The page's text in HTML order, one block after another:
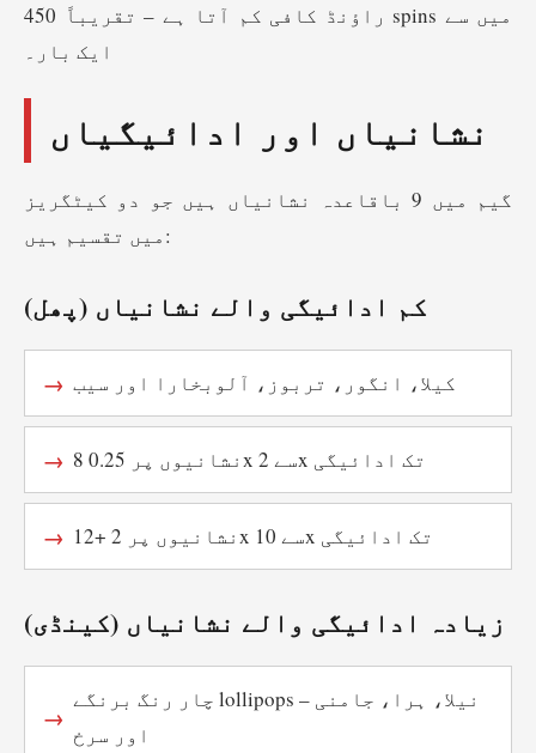
راؤنڈ کافی کم آتا ہے – تقریباً 450 spins میں سے
ایک بار۔
نشانیاں اور ادائیگیاں
گیم میں 9 باقاعدہ نشانیاں ہیں جو دو کیٹگریز
میں تقسیم ہیں:
کم ادائیگی والے نشانیاں (پھل)
کیلا، انگور، تربوز، آلوبخارا اور سیب
8 نشانیوں پر 0.25x سے 2x تک ادائیگی
12+ نشانیوں پر 2x سے 10x تک ادائیگی
زیادہ ادائیگی والے نشانیاں (کینڈی)
چار رنگ برنگے lollipops – نیلا، ہرا، جامنی
اور سرخ